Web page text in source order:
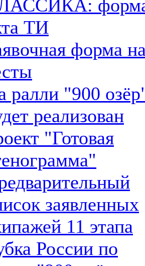
ТИ
форма
ралли "900
реализован
"Готовая
заявленных
11 этапа
России по